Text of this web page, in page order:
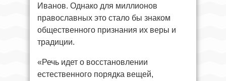
Иванов. Однако для миллионов
православных это стало бы знаком
общественного признания их веры и
традиции.
«Речь идет о восстановлении
естественного порядка вещей,